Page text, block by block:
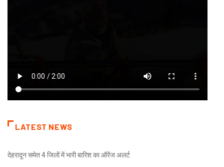
LATEST NEWS
देहरादून समेत 4 जिलों में भारी बारिश का ऑरेंज अलर्ट